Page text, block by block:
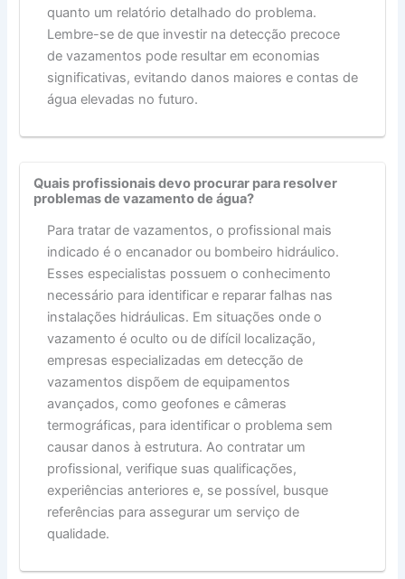
quanto um relatório detalhado do problema.
Lembre-se de que investir na detecção precoce
de vazamentos pode resultar em economias
significativas, evitando danos maiores e contas de
água elevadas no futuro.
Quais profissionais devo procurar para resolver
problemas de vazamento de água?
Para tratar de vazamentos, o profissional mais
indicado é o encanador ou bombeiro hidráulico.
Esses especialistas possuem o conhecimento
necessário para identificar e reparar falhas nas
instalações hidráulicas. Em situações onde o
vazamento é oculto ou de difícil localização,
empresas especializadas em detecção de
vazamentos dispõem de equipamentos
avançados, como geofones e câmeras
termográficas, para identificar o problema sem
causar danos à estrutura. Ao contratar um
profissional, verifique suas qualificações,
experiências anteriores e, se possível, busque
referências para assegurar um serviço de
qualidade.